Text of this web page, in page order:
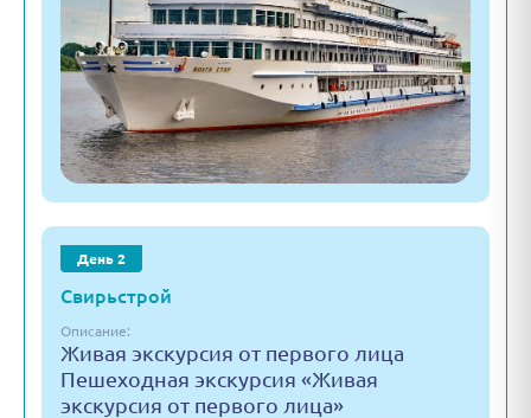
День 2
Свирьстрой
Описание:
Живая экскурсия от первого лица
Пешеходная экскурсия «Живая
экскурсия от первого лица»